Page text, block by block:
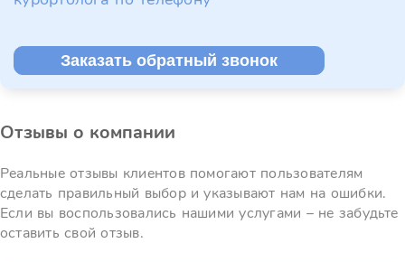
Заказать обратный звонок
Отзывы о компании
Реальные отзывы клиентов помогают пользователям
сделать правильный выбор и указывают нам на ошибки.
Если вы воспользовались нашими услугами – не забудьте
оставить свой отзыв.